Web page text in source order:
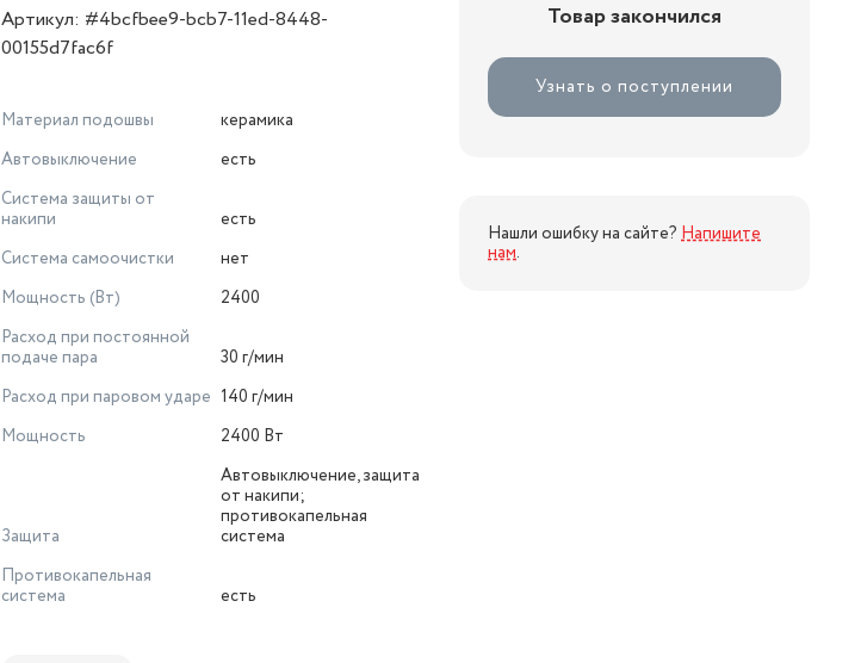
Артикул: #4bcfbee9-bcb7-11ed-8448-
00155d7fac6f
Материал подошвы
керамика
Автовыключение
есть
Система защиты от
накипи
есть
Система самоочистки
нет
Мощность (Вт)
2400
Расход при постоянной
подаче пара
30 г/мин
Расход при паровом ударе 140 г/мин
Мощность
2400 Вт
Защита
Автовыключение, защита
от накипи;
противокапельная
система
Противокапельная
система
есть
Товар закончился
Узнать о поступлении
Нашли ошибку на сайте? Напишите
нам.